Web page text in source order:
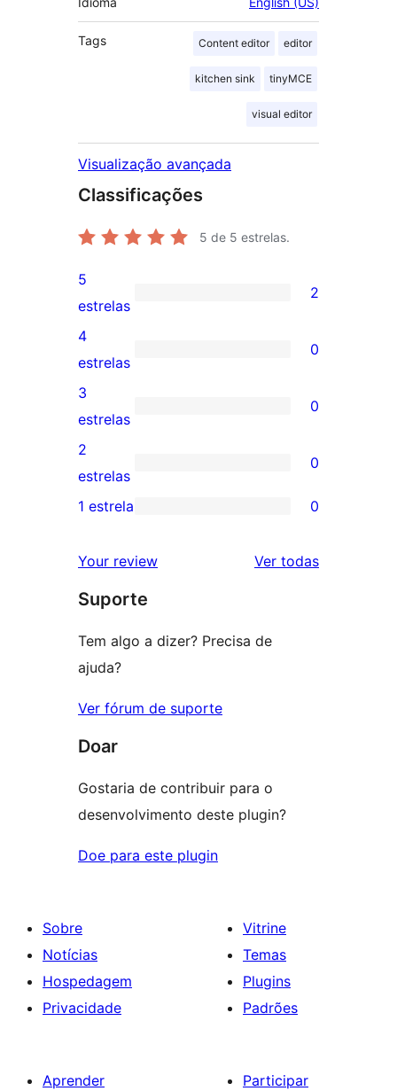
Tags Content editor editor
kitchen sink tinyMCE
visual editor
Visualização avançada
Classificações
5 de 5 estrelas.
2
avaliações
com
5
estrelas
5
estrelas
2
0
avaliação
com
4
estrela
4
estrelas
0
0
avaliação
com
3
3
estrelas
0
0
avaliação
2
2
estrelas
0
com
1
1 estrela 0
Your review Ver todasavaliações
Suporte
Tem algo a dizer? Precisa de
ajuda?
Ver fórum de suporte
Doar
Gostaria de contribuir para o
desenvolvimento deste plugin?
Doe para este plugin
Sobre
Notícias
Hospedagem
Privacidade
Vitrine
Temas
Plugins
Padrões
Aprender
Participar